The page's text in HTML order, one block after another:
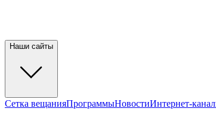
Наши сайты
Сетка вещанияПрограммыНовостиИнтернет-